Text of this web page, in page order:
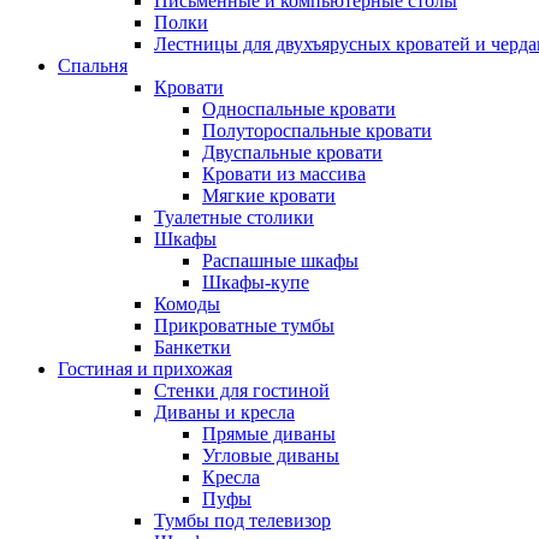
Полки
Лестницы для двухъярусных кроватей и
Спальня
Кровати
Односпальные кровати
Полутороспальные кровати
Двуспальные кровати
Кровати из массива
Мягкие кровати
Туалетные столики
Шкафы
Распашные шкафы
Шкафы-купе
Комоды
Прикроватные тумбы
Банкетки
Гостиная и прихожая
Стенки для гостиной
Диваны и кресла
Прямые диваны
Угловые диваны
Кресла
Пуфы
Тумбы под телевизор